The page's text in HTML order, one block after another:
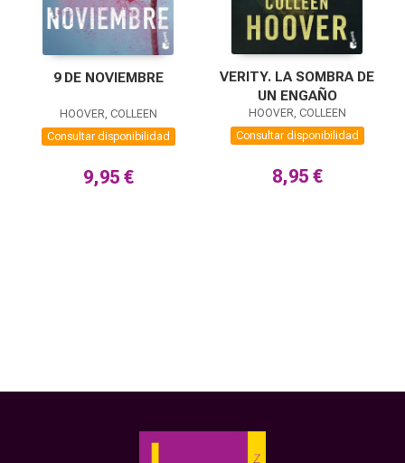
9 DE NOVIEMBRE
HOOVER, COLLEEN
Consultar disponibilidad
9,95 €
VERITY. LA SOMBRA DE
UN ENGAÑO
HOOVER, COLLEEN
Consultar disponibilidad
8,95 €